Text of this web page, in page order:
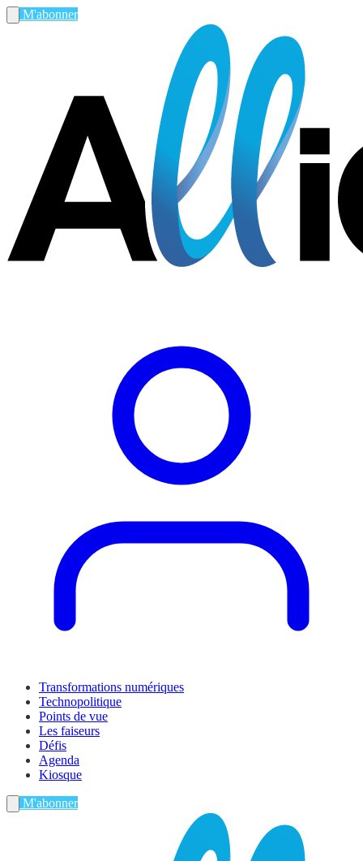
M'abonner
Transformations numériques
Technopolitique
Points de vue
Les faiseurs
Défis
Agenda
Kiosque
M'abonner